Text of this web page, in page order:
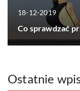
18-12-2019
Co sprawdzać
Ostatnie